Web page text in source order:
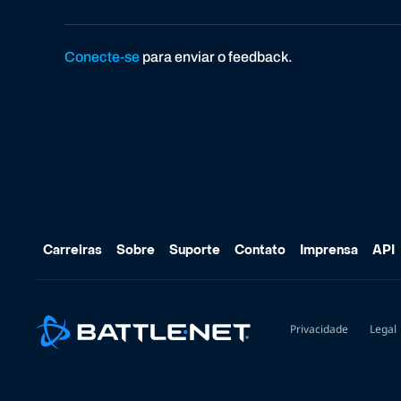
Conecte-se para enviar o feedback.